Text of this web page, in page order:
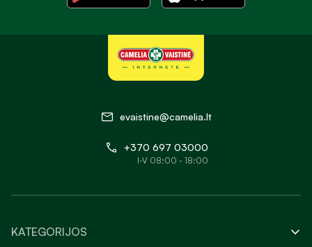
evaistine@camelia.lt
+370 697 03000
I-V 08:00 - 18:00
KATEGORIJOS